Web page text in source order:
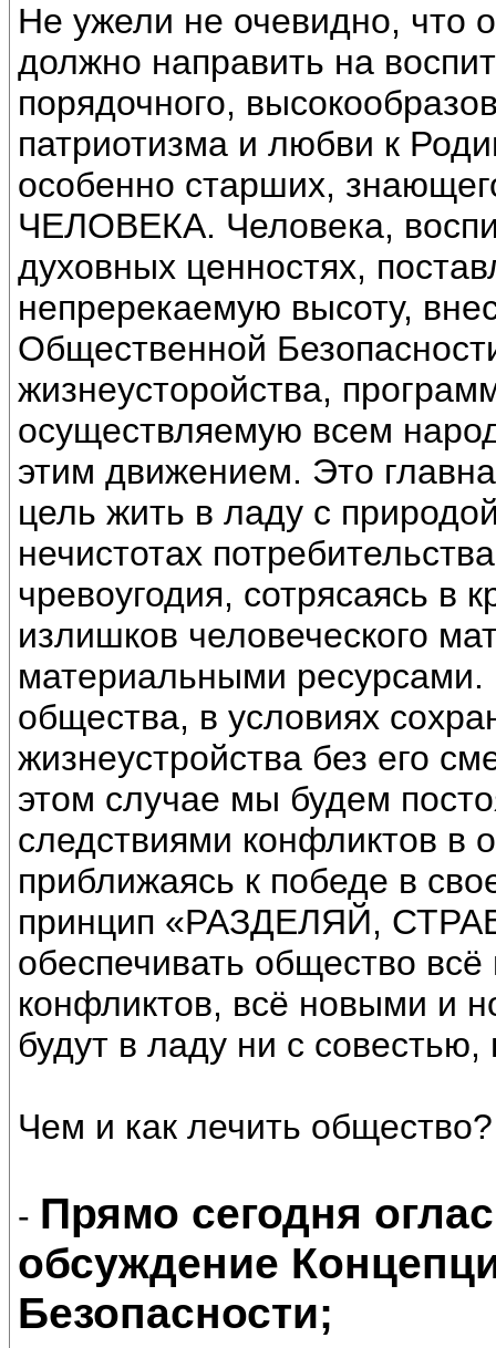
Не ужели не очевидно, что
должно направить на
порядочного,
патриотизма и любви к
особенно старших,
ЧЕЛОВЕКА. Человека,
духовных ценностях,
непререкаемую высоту,
Общественной
жизнеусторойства,
осуществляемую всем
этим движением. Это
цель жить в ладу с
нечистотах
чревоугодия, сотрясаясь в
излишков человеческого
материальными
общества, в условиях
жизнеустройства без его
этом случае мы будем
следствиями конфликтов в
приближаясь к победе в
принцип «РАЗДЕЛЯЙ,
обеспечивать общество
конфликтов, всё новыми и
будут в ладу ни с совестью,
Чем и как лечить
- Прямо сегодня
обсуждение
Безопасности;